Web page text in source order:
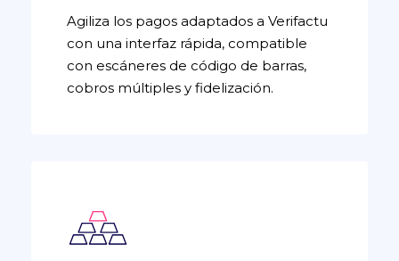
Agiliza los pagos adaptados a Verifactu
con una interfaz rápida, compatible
con escáneres de código de barras,
cobros múltiples y fidelización.